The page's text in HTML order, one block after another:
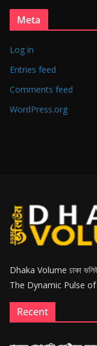
Meta
Log in
Entries feed
Comments feed
WordPress.org
Dhaka Volume ঢাকা
The Dynamic Pulse
Recent